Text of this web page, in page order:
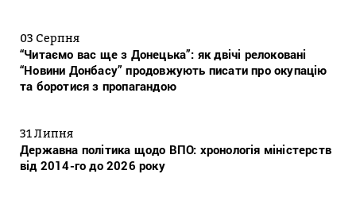
03 Серпня
“Читаємо вас ще з Донецька”: як двічі релоковані
“Новини Донбасу” продовжують писати про окупацію
та боротися з пропагандою
31 Липня
Державна політика щодо ВПО: хронологія міністерств
від 2014-го до 2026 року